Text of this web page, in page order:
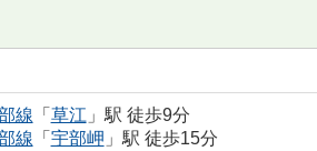
線 「 草江 」駅 徒歩9分
線 「 宇部岬 」駅 徒歩15分